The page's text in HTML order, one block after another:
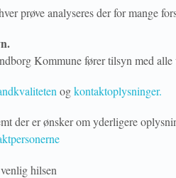
prøve analyseres der for mange
Kommune fører tilsyn med
ogkontaktoplysninger.
der er ønsker om yderligere
hilsen